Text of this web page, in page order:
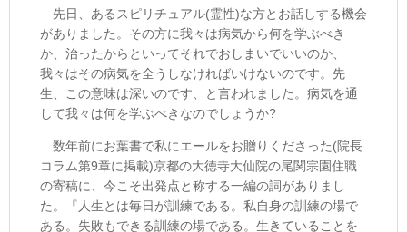
先日、あるスピリチュアル(霊性)な方とお話しする機会
がありました。その方に我々は病気から何を学ぶべき
か、治ったからといってそれでおしまいでいいのか、
我々はその病気を全うしなければいけないのです。先
生、この意味は深いのです、と言われました。病気を通
して我々は何を学ぶべきなのでしょうか?
数年前にお葉書で私にエールをお贈りくださった(院長
コラム第9章に掲載)京都の大徳寺大仙院の尾関宗園住職
の寄稿に、今こそ出発点と称する一編の詞がありまし
た。『人生とは毎日が訓練である。私自身の訓練の場で
ある。失敗もできる訓練の場である。生きていることを